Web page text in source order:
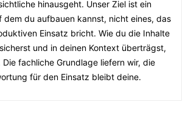
hinausgeht. Unser Ziel ist ein
dem du aufbauen kannst, nicht eines, das
Einsatz bricht. Wie du die Inhalte
und in deinen Kontext überträgst,
Die fachliche Grundlage liefern wir, die
für den Einsatz bleibt deine.